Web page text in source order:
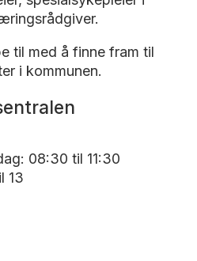
til med å finne fram til
i kommunen.
08:30 til 11:30
13